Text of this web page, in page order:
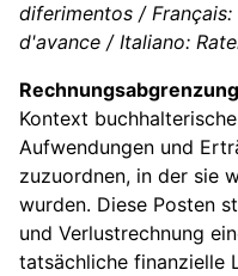
diferimentos /
d'avance / Italiano:
Kontext
Aufwendungen und
zuzuordnen, in der sie
wurden. Diese Posten
und Verlustrechnung
tatsächliche finanzielle